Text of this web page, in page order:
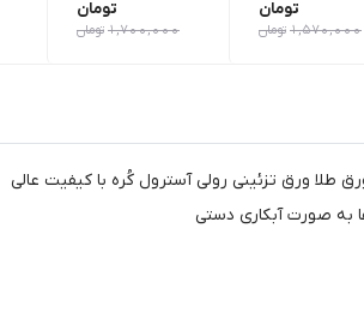
تومان
1,570,000 تومان
تومان
1,700,000 تومان
طلا ورق تزئینی رولی آسترول کُره با کیفیت عالی
به صورت آبکاری دستی